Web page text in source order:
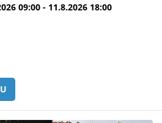
09:00 - 11.8.2026 18:00